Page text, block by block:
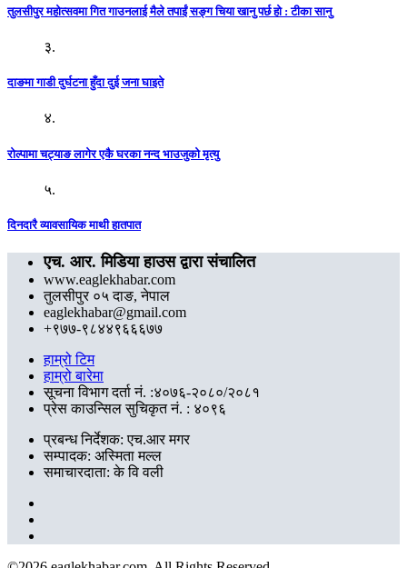
तुलसीपुर महोत्सवमा गित गाउनलाई मैले तपाईं सङ्ग चिया खानु पर्छ हो : टीका सानु
३.
दाङमा गाडी दुर्घटना हुँदा दुई जना घाइते
४.
रोल्पामा चट्याङ लागेर एकै घरका नन्द भाउजुको मृत्यु
५.
दिनदारै व्यावसायिक माथी हातपात
एच. आर. मिडिया हाउस द्वारा संचालित
www.eaglekhabar.com
तुलसीपुर ०५ दाङ, नेपाल
eaglekhabar@gmail.com
+९७७-९८४४९६६६७७
हाम्रो टिम
हाम्रो बारेमा
सूचना विभाग दर्ता नं. :४०७६-२०८०/२०८१
प्रेस काउन्सिल सुचिकृत नं. : ४०९६
प्रबन्ध निर्देशक: एच.आर मगर
सम्पादक: अस्मिता मल्ल
समाचारदाता: के वि वली